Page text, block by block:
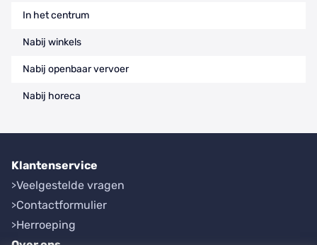
In het centrum
Nabij winkels
Nabij openbaar vervoer
Nabij horeca
Klantenservice
Veelgestelde vragen
Contactformulier
Herroeping